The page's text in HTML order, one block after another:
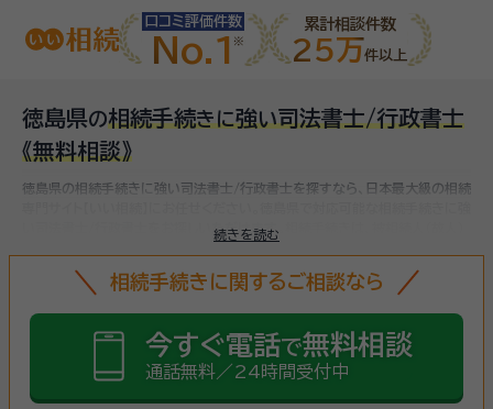
口コミ評価件数
No.1
累計相談件数
25万件以上
徳島県の相続手続き に強い司法書士/行政書士
《無料相談》
続きを読む
徳島県の相続手続きに強い司法書士/行政書士を探すなら、日本最大級の相続
い司法書士/行政書士をお探しいただけます。
の確認、遺産分割協議、相続財産の名義変更、相続税の申告・納税（相続財産が
基礎控除額を超えていた場合）など多岐に渡るため、相続手続きに強い専門家
相続手続きに関するご相談なら
今すぐ電話で無料相談
通話無料／24時間受付中